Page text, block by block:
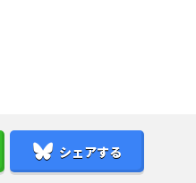
シェアする